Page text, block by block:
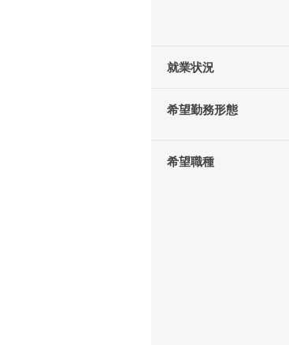
就業状況
希望勤務形態
希望職種